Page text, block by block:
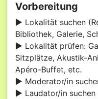
Vorbereitung
► Lokalität suchen
Bibliothek, Galerie,
► Lokalität prüfen:
Sitzplätze, Akustik-
Apéro-Buffet, etc.
► Moderator/in
► Laudator/in suchen